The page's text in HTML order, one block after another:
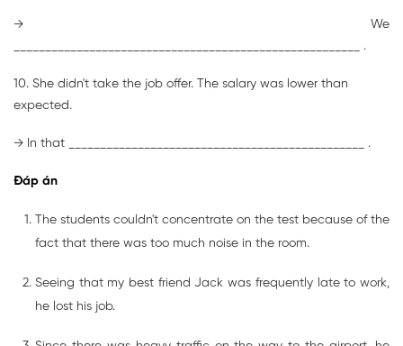
→ We
_______________________________________________________ .
10. She didn't take the job offer. The salary was lower than
expected.
→ In that _______________________________________________ .
Đáp án
The students couldn't concentrate on the test because of the
fact that there was too much noise in the room.
Seeing that my best friend Jack was frequently late to work,
he lost his job.